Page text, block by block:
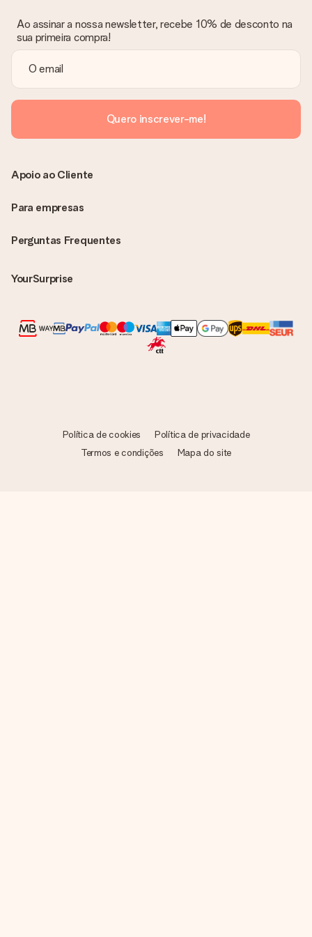
Ao assinar a nossa newsletter, recebe 10% de desconto na
sua primeira compra!
Quero inscrever-me!
Perguntas Frequentes
YourSurprise
Apoio ao Cliente
Para empresas
Política de cookies
Política de privacidade
Termos e condições
Mapa do site